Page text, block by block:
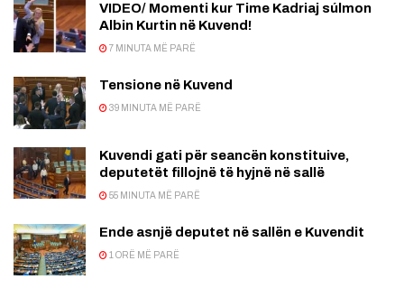
VIDEO/ Momenti kur Time Kadriaj súlmon
Albin Kurtin në Kuvend!
7 MINUTA MË PARË
Tensione në Kuvend
39 MINUTA MË PARË
Kuvendi gati për seancën konstituive,
deputetët fillojnë të hyjnë në sallë
55 MINUTA MË PARË
Ende asnjë deputet në sallën e Kuvendit
1 ORË MË PARË